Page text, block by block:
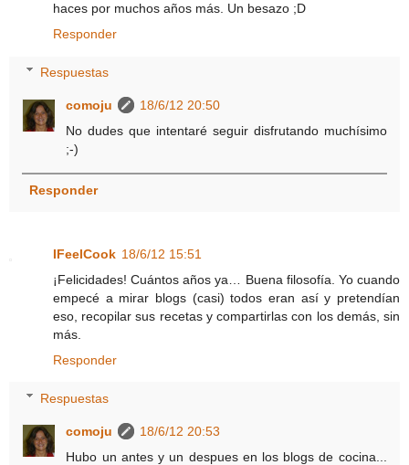
haces por muchos años más. Un besazo ;D
Responder
Respuestas
comoju
18/6/12 20:50
No dudes que intentaré seguir disfrutando muchísimo
;-)
Responder
IFeelCook 18/6/12 15:51
¡Felicidades! Cuántos años ya… Buena filosofía. Yo cuando
empecé a mirar blogs (casi) todos eran así y pretendían
eso, recopilar sus recetas y compartirlas con los demás, sin
más.
Responder
Respuestas
comoju
18/6/12 20:53
Hubo un antes y un despues en los blogs de cocina...